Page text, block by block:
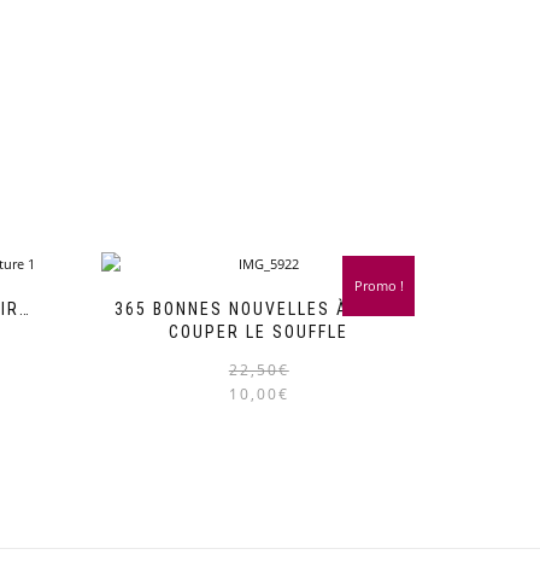
365 BONNES NOUVELLES À VOUS
COUPER LE SOUFFLE
Promo !
22,50€
10,00€